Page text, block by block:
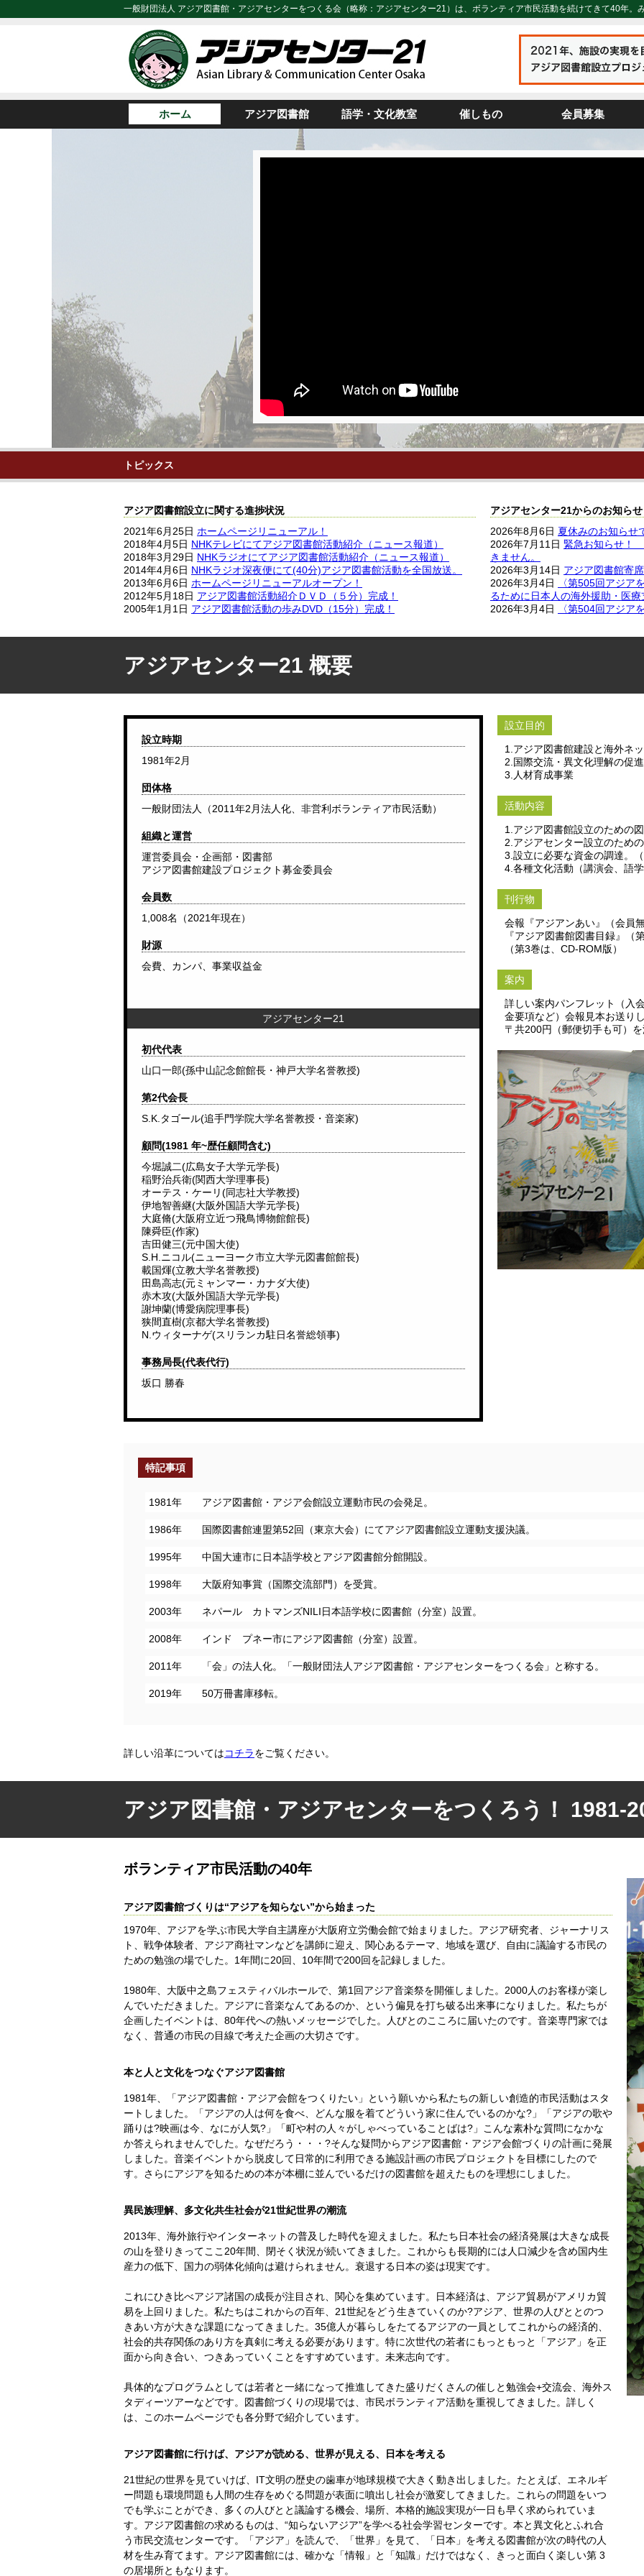
一般財団法人 アジア図書館・アジアセンターをつくる会（略称：アジアセンター21）は、ボランティア市民活動を続けてきて40年。
ホーム アジア図書館 語学・文化教室 催しもの 会員募集
トピックス
アジア図書館設立に関する進捗状況
2021年6月25日 ホームページリニューアル！
2018年4月5日 NHKテレビにてアジア図書館活動紹介（ニュース報道）
2018年3月29日 NHKラジオにてアジア図書館活動紹介（ニュース報道）
2014年4月6日 NHKラジオ深夜便にて(40分)アジア図書館活動を全国放送。
2013年6月6日 ホームページリニューアルオープン！
2012年5月18日 アジア図書館活動紹介ＤＶＤ（５分）完成！
2005年1月1日 アジア図書館活動の歩みDVD（15分）完成！
アジアセンター21からのお知らせ
2026年8月6日 夏休みのお知ら
2026年7月11日 緊急お知らせ！
きません。
2026年3月14日 アジア図書館寄
2026年3月4日
〈第505回アジア
るために日本人の海外援助・医
2026年3月4日
〈第504回アジア
アジアセンター21 概要
設立時期
1981年2月
団体格
一般財団法人（2011年2月法人化、非営利ボランティア市民活動）
組織と運営
運営委員会・企画部・図書部
アジア図書館建設プロジェクト募金委員会
会員数
1,008名（2021年現在）
財源
会費、カンパ、事業収益金
アジアセンター21
初代代表
山口一郎(孫中山記念館館長・神戸大学名誉教授)
第2代会長
S.K.タゴール(追手門学院大学名誉教授・音楽家)
顧問(1981 年~歴任顧問含む)
今堀誠二(広島女子大学元学長)
稲野治兵衛(関西大学理事長)
オーテス・ケーリ(同志社大学教授)
伊地智善継(大阪外国語大学元学長)
大庭脩(大阪府立近つ飛鳥博物館館長)
陳舜臣(作家)
吉田健三(元中国大使)
S.H.ニコル(ニューヨーク市立大学元図書館館長)
載国煇(立教大学名誉教授)
田島高志(元ミャンマー・カナダ大使)
赤木攻(大阪外国語大学元学長)
謝坤蘭(博愛病院理事長)
狭間直樹(京都大学名誉教授)
N.ウィターナゲ(スリランカ駐日名誉総領事)
事務局長(代表代行)
坂口 勝春
設立目的
1.アジア図書館建設と海外ネ
2.国際交流・異文化理解の促進
3.人材育成事業
活動内容
1.アジア図書館設立のための
2.アジアセンター設立のため
3.設立に必要な資金の調達。
4.各種文化活動（講演会、語
刊行物
会報『アジアンあい』（会員
『アジア図書館図書目録』（
（第3巻は、CD-ROM版）
案内
詳しい案内パンフレット（入
金要項など）会報見本お送り
〒共200円（郵便切手も可）
特記事項
1981年 アジア図書館・アジア会館設立運動市民の会発足。
1986年 国際図書館連盟第52回（東京大会）にてアジア図書館設立運動支援決議。
1995年 中国大連市に日本語学校とアジア図書館分館開設。
1998年 大阪府知事賞（国際交流部門）を受賞。
2003年 ネパール カトマンズNILI日本語学校に図書館（分室）設置。
2008年 インド プネー市にアジア図書館（分室）設置。
2011年 「会」の法人化。「一般財団法人アジア図書館・アジアセンターをつくる会」と称する。
2019年 50万冊書庫移転。
詳しい沿革についてはコチラをご覧ください。
アジア図書館・アジアセンターをつくろう！ 1981-
ボランティア市民活動の40年
アジア図書館づくりは“アジアを知らない”から始まった
1970年、アジアを学ぶ市民大学自主講座が大阪府立労働会館で始まりました。アジア研究者、ジャーナリス
ト、戦争体験者、アジア商社マンなどを講師に迎え、関心あるテーマ、地域を選び、自由に議論する市民の
ための勉強の場でした。1年間に20回、10年間で200回を記録しました。
1980年、大阪中之島フェスティバルホールで、第1回アジア音楽祭を開催しました。2000人のお客様が楽し
んでいただきました。アジアに音楽なんてあるのか、という偏見を打ち破る出来事になりました。私たちが
企画したイベントは、80年代への熱いメッセージでした。人びとのこころに届いたのです。音楽専門家では
なく、普通の市民の目線で考えた企画の大切さです。
本と人と文化をつなぐアジア図書館
1981年、「アジア図書館・アジア会館をつくりたい」という願いから私たちの新しい創造的市民活動はスタ
ートしました。「アジアの人は何を食べ、どんな服を着てどういう家に住んでいるのかな?」「アジアの歌や
踊りは?映画は今、なにが人気?」「町や村の人々がしゃべっていることばは?」こんな素朴な質問になかな
か答えられませんでした。なぜだろう・・・?そんな疑問からアジア図書館・アジア会館づくりの計画に発展
しました。音楽イベントから脱皮して日常的に利用できる施設計画の市民プロジェクトを目標にしたので
す。さらにアジアを知るための本が本棚に並んでいるだけの図書館を超えたものを理想にしました。
異民族理解、多文化共生社会が21世紀世界の潮流
2013年、海外旅行やインターネットの普及した時代を迎えました。私たち日本社会の経済発展は大きな成長
の山を登りきってここ20年間、閉そく状況が続いてきました。これからも長期的には人口減少を含め国内生
産力の低下、国力の弱体化傾向は避けられません。衰退する日本の姿は現実です。
これにひき比べアジア諸国の成長が注目され、関心を集めています。日本経済は、アジア貿易がアメリカ貿
易を上回りました。私たちはこれからの百年、21世紀をどう生きていくのか?アジア、世界の人びととのつ
きあい方が大きな課題になってきました。35億人が暮らしをたてるアジアの一員としてこれからの経済的、
社会的共存関係のあり方を真剣に考える必要があります。特に次世代の若者にもっともっと「アジア」を正
面から向き合い、つきあっていくことをすすめています。未来志向です。
具体的なプログラムとしては若者と一緒になって推進してきた盛りだくさんの催しと勉強会+交流会、海外ス
タディーツアーなどです。図書館づくりの現場では、市民ボランティア活動を重視してきました。詳しく
は、このホームページでも各分野で紹介しています。
アジア図書館に行けば、アジアが読める、世界が見える、日本を考える
21世紀の世界を見ていけば、IT文明の歴史の歯車が地球規模で大きく動き出しました。たとえば、エネルギ
ー問題も環境問題も人間の生存をめぐる問題が表面に噴出し社会が激変してきました。これらの問題をいつ
でも学ぶことができ、多くの人びとと議論する機会、場所、本格的施設実現が一日も早く求められていま
す。アジア図書館の求めるものは、“知らないアジア”を学べる社会学習センターです。本と異文化とふれ合
う市民交流センターです。「アジア」を読んで、「世界」を見て、「日本」を考える図書館が次の時代の人
材を生み育てます。アジア図書館には、確かな「情報」と「知識」だけではなく、きっと面白く楽しい第 3
の居場所ともなります。